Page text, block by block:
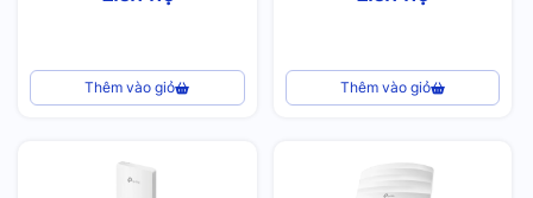
Thêm vào giỏ Thêm vào giỏ